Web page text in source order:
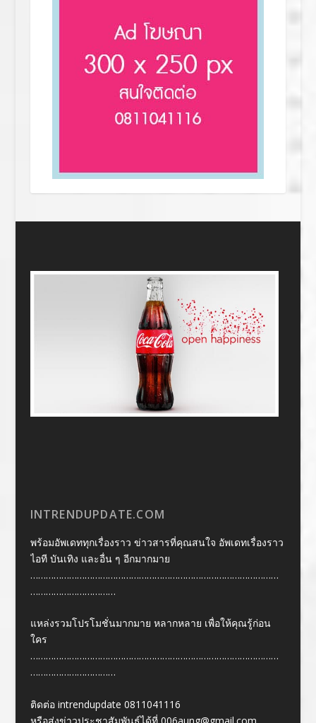
INTRENDUPDATE.COM
พร้อมอัพเดททุกเรื่องราว ข่าวสารที่คุณสนใจ อัพเดทเรื่องราว
ไอที บันเทิง และอื่น ๆ อีกมากมาย
……………………………………………………………………………………
……………………………
แหล่งรวมโปรโมชั่นมากมาย หลากหลาย เพื่อให้คุณรู้ก่อน
ใคร
……………………………………………………………………………………
……………………………
ติดต่อ intrendupdate 0811041116
หรือส่งข่าวประชาสัมพันธ์ได้ที่ 006aung@gmail.com